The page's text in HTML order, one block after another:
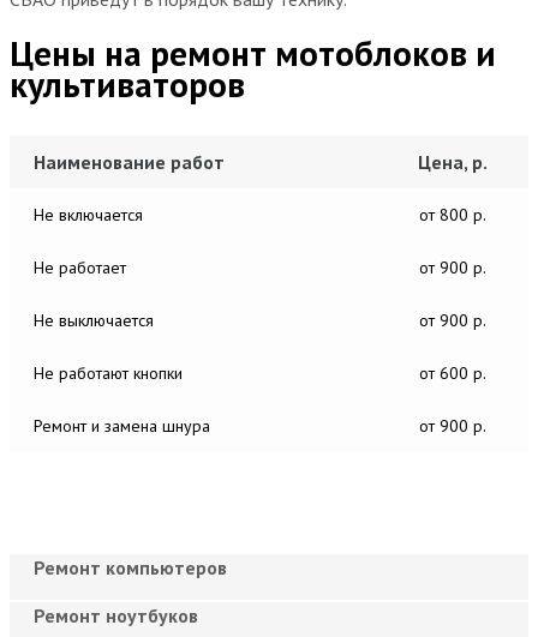
Цены на ремонт мотоблоков и
культиваторов
Наименование работ Цена, р.
Не включается от 800 р.
Не работает от 900 р.
Не выключается от 900 р.
Не работают кнопки от 600 р.
Ремонт и замена шнура от 900 р.
Ремонт компьютеров
Ремонт ноутбуков